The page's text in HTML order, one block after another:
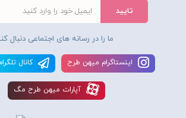
ما را در رسانه های اجتماعی دنبال
اينستاگرام ميهن طرح کانال
آپارات ميهن طرح مگ